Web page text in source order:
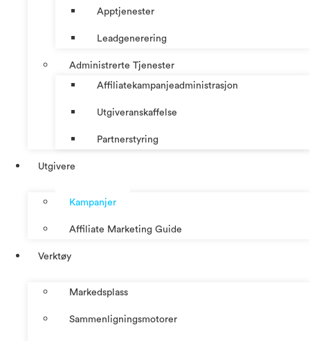
Apptjenester
Leadgenerering
Administrerte Tjenester
Affiliatekampanjeadministrasjon
Utgiveranskaffelse
Partnerstyring
Utgivere
Kampanjer
Affiliate Marketing Guide
Verktøy
Markedsplass
Sammenligningsmotorer